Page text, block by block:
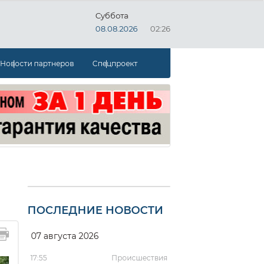
Суббота
08.08.2026
02:26
Новости партнеров Спецпроект
ПОСЛЕДНИЕ НОВОСТИ
07 августа 2026
17:55 Происшествия